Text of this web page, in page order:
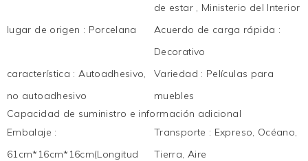
de estar , Ministerio del Interior
lugar de origen : Porcelana Acuerdo de carga rápida :
Decorativo
característica :Autoadhesivo,
no autoadhesivo
Variedad : Películas para
muebles
Capacidad de suministro e información adicional
Embalaje :
61cm*16cm*16cm(Longitud
Transporte : Expreso, Océano,
Tierra, Aire